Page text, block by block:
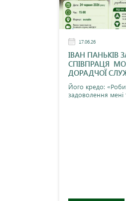
17.06.26
ІВАН ПАНЬКІВ
СПІВПРАЦЯ
ДОРАДЧОЇ
Його кредо:
задоволення мені